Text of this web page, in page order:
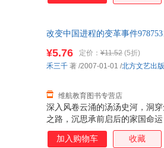
改变中国进程的变革事件
深入风卷云涌的汤汤史河，洞
之路，沉思承前启后的家国命
回首百年民族屈辱，革帮鼎新
思维方式，以现代人最容易接
¥5.76 定价： ¥11.52 (5折)
维航教育图书专营店
禾三千 著 /2007-01-01 /北方文艺出
加入购物车 收藏